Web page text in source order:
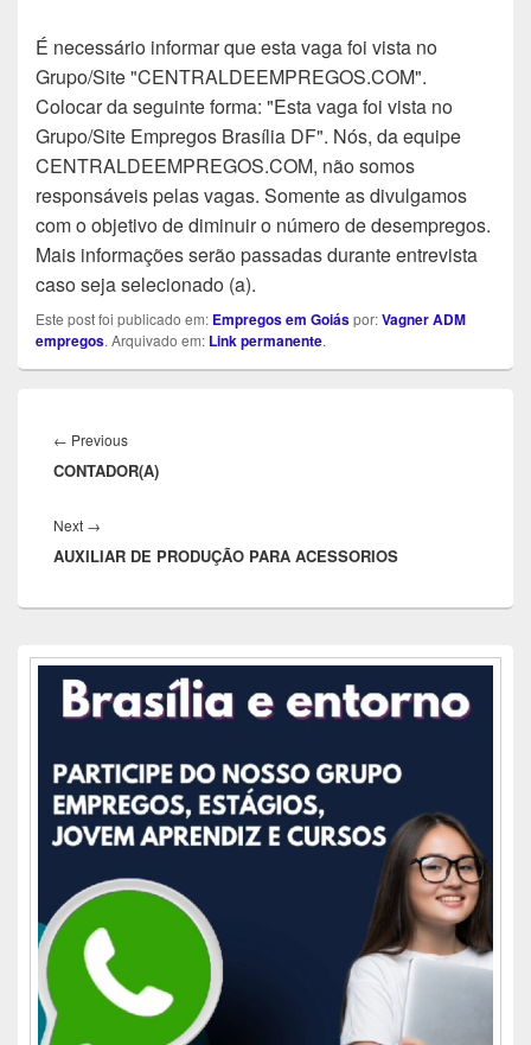
É necessário informar que esta vaga foi vista no
Grupo/Site "CENTRALDEEMPREGOS.COM".
Colocar da seguinte forma: "Esta vaga foi vista no
Grupo/Site Empregos Brasília DF". Nós, da equipe
CENTRALDEEMPREGOS.COM, não somos
responsáveis pelas vagas. Somente as divulgamos
com o objetivo de diminuir o número de desempregos.
Mais informações serão passadas durante entrevista
caso seja selecionado (a).
Este post foi publicado em: Empregos em Goiáspor:Vagner ADM
empregos. Arquivado em: Link permanente.
de
Post
← PreviousPrevious
post:
CONTADOR(A)
Next →
post:
AUXILIAR DE PRODUÇÃO PARA ACESSORIOS
Área